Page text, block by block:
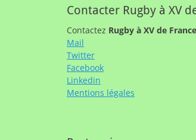
Contacter Rugby à XV
Contactez Rugby à XV de France
Mail
Twitter
Facebook
Linkedin
Mentions légales